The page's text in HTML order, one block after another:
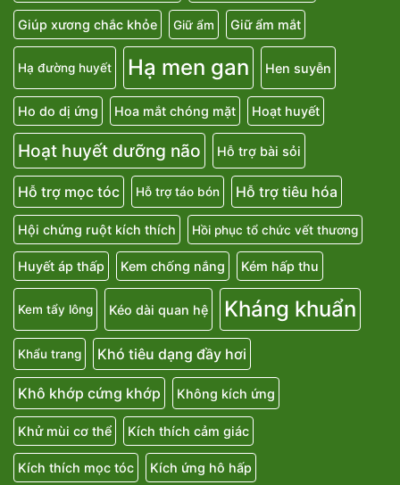
Giúp xương chắc khỏe Giữ ẩm Giữ ẩm mắt
Hạ đường huyết Hạ men gan Hen suyễn
Ho do dị ứng Hoa mắt chóng mặt Hoạt huyết
Hoạt huyết dưỡng não Hỗ trợ bài sỏi
Hỗ trợ mọc tóc Hỗ trợ táo bón Hỗ trợ tiêu hóa
Hội chứng ruột kích thích Hồi phục tổ chức vết thương
Huyết áp thấp Kem chống nắng Kém hấp thu
Kem tẩy lông Kéo dài quan hệ Kháng khuẩn
Khẩu trang Khó tiêu dạng đầy hơi
Khô khớp cứng khớp Không kích ứng
Khử mùi cơ thể Kích thích cảm giác
Kích thích mọc tóc Kích ứng hô hấp